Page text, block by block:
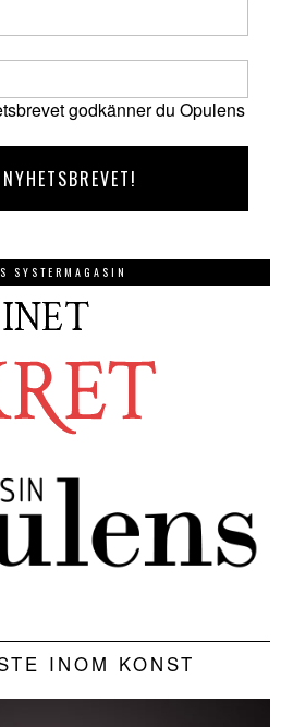
godkänner du Opulens
SYSTERMAGASIN
INOM KONST